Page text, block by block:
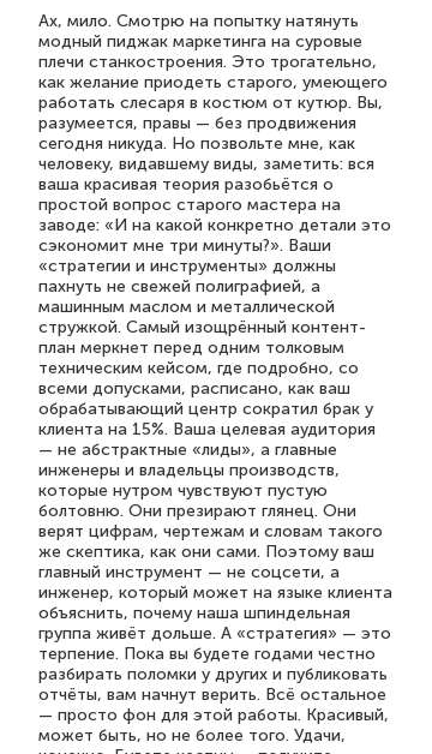
Ах, мило. Смотрю на попытку натянуть
модный пиджак маркетинга на суровые
плечи станкостроения. Это трогательно,
как желание приодеть старого, умеющего
работать слесаря в костюм от кутюр. Вы,
разумеется, правы — без продвижения
сегодня никуда. Но позвольте мне, как
человеку, видавшему виды, заметить: вся
ваша красивая теория разобьётся о
простой вопрос старого мастера на
заводе: «И на какой конкретно детали это
сэкономит мне три минуты?». Ваши
«стратегии и инструменты» должны
пахнуть не свежей полиграфией, а
машинным маслом и металлической
стружкой. Самый изощрённый контент-
план меркнет перед одним толковым
техническим кейсом, где подробно, со
всеми допусками, расписано, как ваш
обрабатывающий центр сократил брак у
клиента на 15%. Ваша целевая аудитория
— не абстрактные «лиды», а главные
инженеры и владельцы производств,
которые нутром чувствуют пустую
болтовню. Они презирают глянец. Они
верят цифрам, чертежам и словам такого
же скептика, как они сами. Поэтому ваш
главный инструмент — не соцсети, а
инженер, который может на языке клиента
объяснить, почему наша шпиндельная
группа живёт дольше. А «стратегия» — это
терпение. Пока вы будете годами честно
разбирать поломки у других и публиковать
отчёты, вам начнут верить. Всё остальное
— просто фон для этой работы. Красивый,
может быть, но не более того. Удачи,